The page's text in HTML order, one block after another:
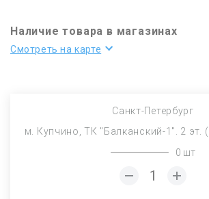
Наличие товара в магазинах
Смотреть на карте
Санкт-Петербург
м. Купчино, ТК "Балканский-1". 2 эт.
0 шт